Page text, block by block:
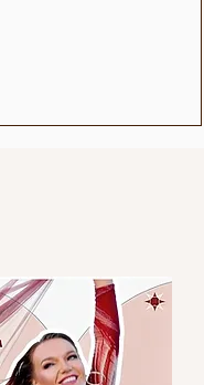
Remix